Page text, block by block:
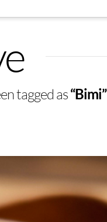
tagged as“Bimi”